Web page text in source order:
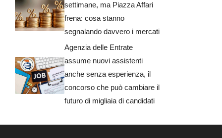
settimane, ma Piazza Affari
frena: cosa stanno
segnalando davvero i mercati
Agenzia delle Entrate
assume nuovi assistenti
anche senza esperienza, il
concorso che può cambiare il
futuro di migliaia di candidati